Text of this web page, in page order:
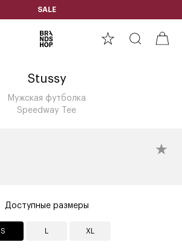
SALE
Stussy
Мужская футболка
Speedway Tee
Доступные размеры
S XL